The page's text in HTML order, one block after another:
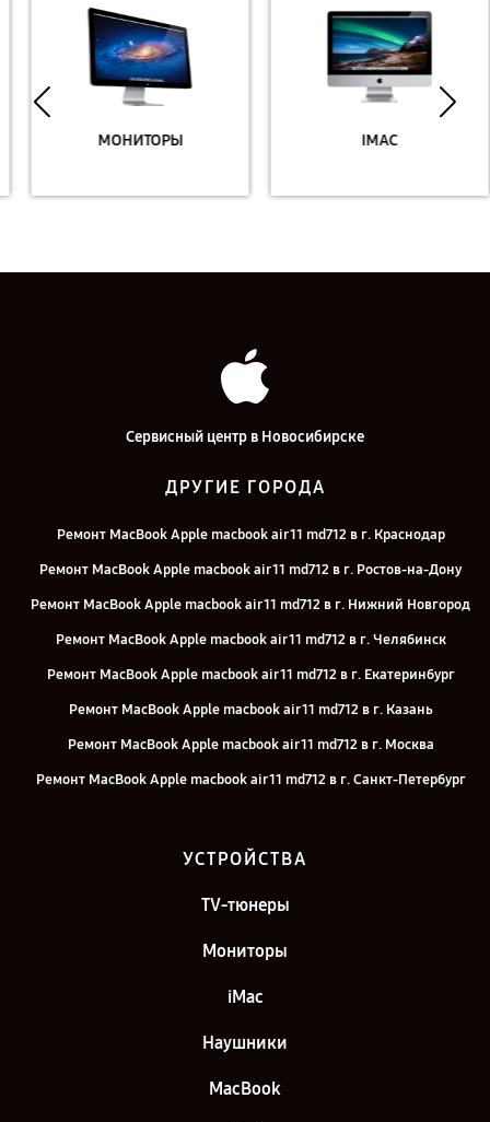
МОНИТОРЫ IMAC
Сервисный центр в Новосибирске
ДРУГИЕ ГОРОДА
Ремонт MacBook Apple macbook air 11 md712 в г. Краснодар
Ремонт MacBook Apple macbook air 11 md712 в г. Ростов-на-Дону
Ремонт MacBook Apple macbook air 11 md712 в г. Нижний Новгород
Ремонт MacBook Apple macbook air 11 md712 в г. Челябинск
Ремонт MacBook Apple macbook air 11 md712 в г. Екатеринбург
Ремонт MacBook Apple macbook air 11 md712 в г. Казань
Ремонт MacBook Apple macbook air 11 md712 в г. Москва
Ремонт MacBook Apple macbook air 11 md712 в г. Санкт-Петербург
УСТРОЙСТВА
TV-тюнеры
Мониторы
iMac
Наушники
MacBook